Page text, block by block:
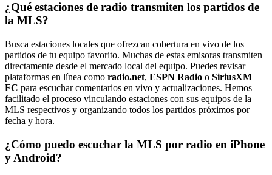
¿Qué estaciones de radio transmiten los partidos de
la MLS?
Busca estaciones locales que ofrezcan cobertura en vivo de los
partidos de tu equipo favorito. Muchas de estas emisoras transmiten
directamente desde el mercado local del equipo. Puedes revisar
plataformas en línea como radio.net, ESPN Radio o SiriusXM
FC para escuchar comentarios en vivo y actualizaciones. Hemos
facilitado el proceso vinculando estaciones con sus equipos de la
MLS respectivos y organizando todos los partidos próximos por
fecha y hora.
¿Cómo puedo escuchar la MLS por radio en iPhone
y Android?